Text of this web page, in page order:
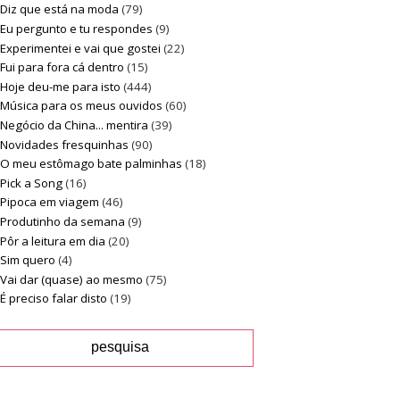
Diz que está na moda (79)
Eu pergunto e tu respondes (9)
Experimentei e vai que gostei (22)
Fui para fora cá dentro (15)
Hoje deu-me para isto (444)
Música para os meus ouvidos (60)
Negócio da China... mentira (39)
Novidades fresquinhas (90)
O meu estômago bate palminhas (18)
Pick a Song(16)
Pipoca em viagem (46)
Produtinho da semana (9)
Pôr a leitura em dia (20)
Sim quero (4)
Vai dar (quase) ao mesmo (75)
É preciso falar disto (19)